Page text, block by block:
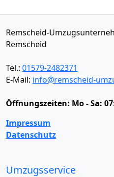
Remscheid-
Remscheid
Tel.: 01579-2482371
E-Mail: info@remscheid-
Öffnungszeiten: Mo - Sa:
Impressum
Datenschutz
Umzugsservice